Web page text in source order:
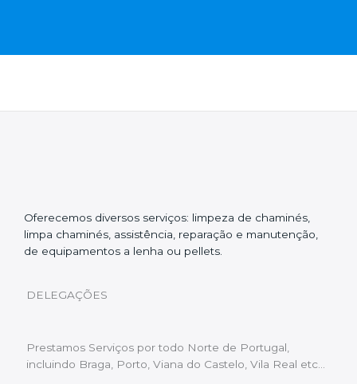
Oferecemos diversos serviços: limpeza de chaminés,
limpa chaminés, assistência, reparação e manutenção,
de equipamentos a lenha ou pellets.
DELEGAÇÕES
Prestamos Serviços por todo Norte de Portugal,
incluindo Braga, Porto, Viana do Castelo, Vila Real etc…